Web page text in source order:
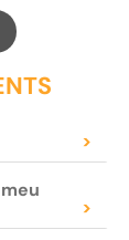
>
>